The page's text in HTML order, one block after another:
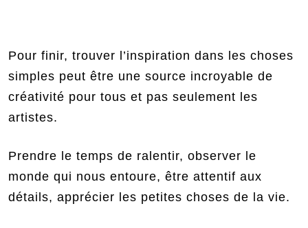
Pour finir, trouver l’inspiration dans les choses
simples peut être une source incroyable de
créativité pour tous et pas seulement les
artistes.
Prendre le temps de ralentir, observer le
monde qui nous entoure, être attentif aux
détails, apprécier les petites choses de la vie.